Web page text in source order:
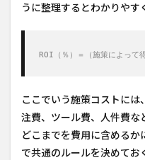
うに整理するとわかりやす
ROI（％）＝（施策によっ
ここでいう施策コストに
注費、ツール費、人件費な
どこまでを費用に含める
で共通のルールを決めてお